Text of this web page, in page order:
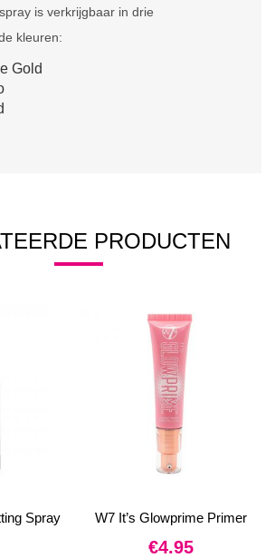
is verkrijgbaar in drie
kleuren:
Gold
PRODUCTEN
Spray W7 It’s Glowprime Primer
€4.95